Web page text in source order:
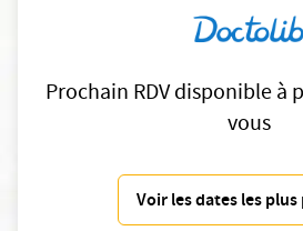
Prochain RDV disponible à
vous
Voir les dates les